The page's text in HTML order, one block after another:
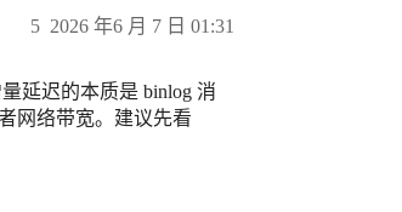
2026 年6 月 7 日 01:31
5
延迟的本质是 binlog 消
网络带宽。建议先看